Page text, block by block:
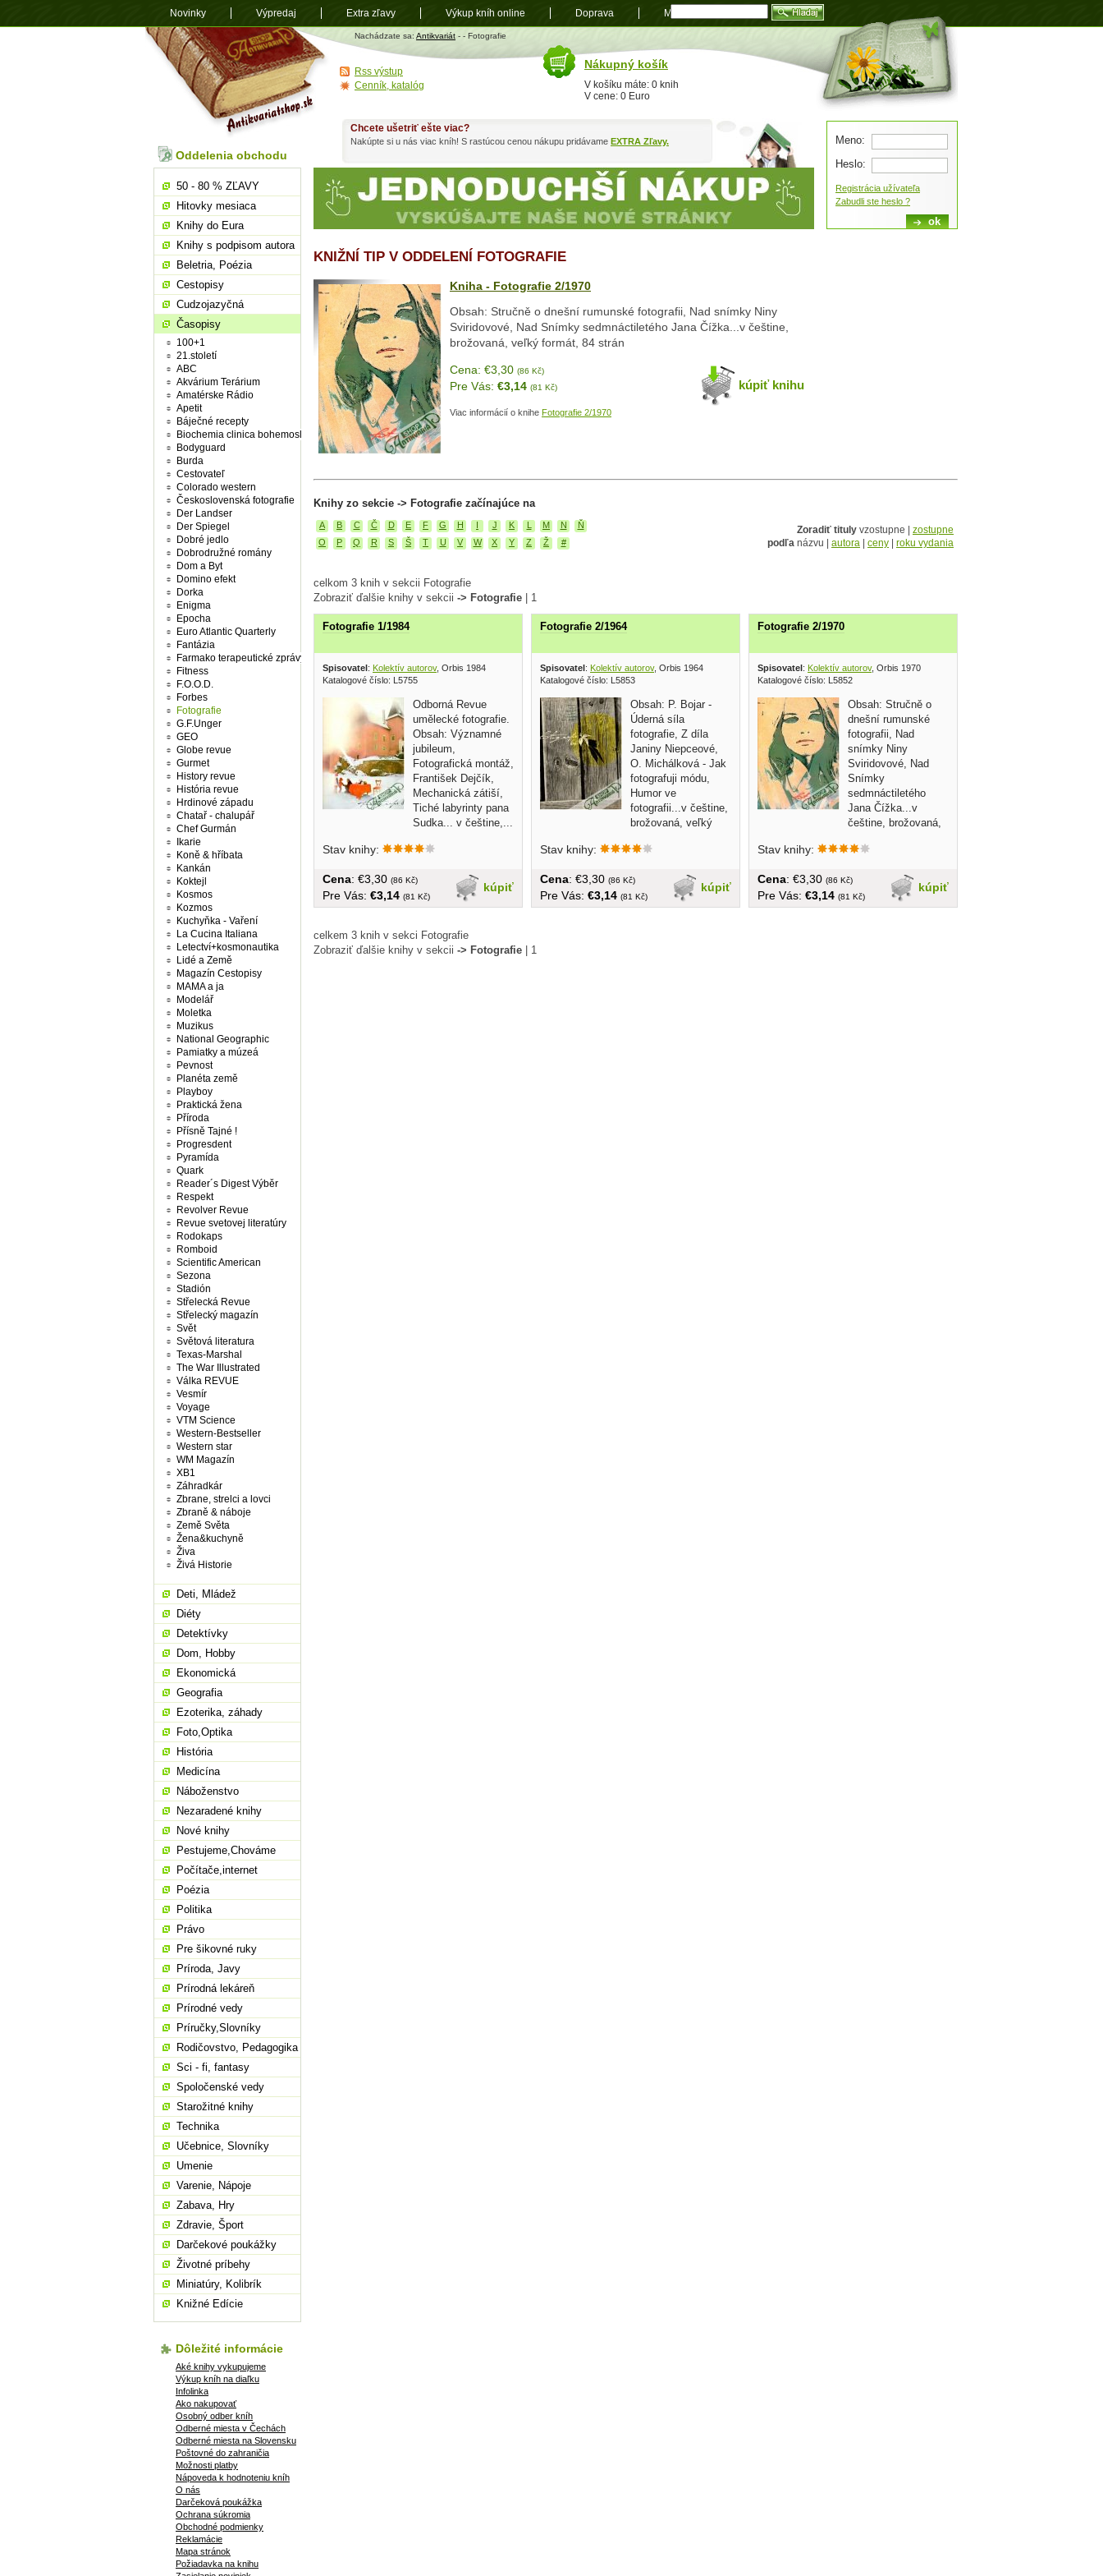
Antikvariát
shop.sk
Nachádzate sa: Antikvariát - - Fotografie
KNIŽNÍ TIP V ODDELENÍ FOTOGRAFIE
Kniha - Fotografie 2/1970
Obsah: Stručně o dnešní rumunské fotografii, Nad snímky Niny
Sviridovové, Nad Snímky sedmnáctiletého Jana Čížka...v češtine,
brožovaná, veľký formát, 84 strán
kúpiť knihu
Cena: €3,30 (86 Kč)
Pre Vás: €3,14 (81 Kč)
Viac informácií o knihe Fotografie 2/1970
Knihy zo sekcie -> Fotografie začínajúce na
A B C Č D E F G H I J K L M N
Ň
O
P Q R S Š T U V W X Y Z Ž #
Zoradiť tituly vzostupne | zostupne
podľa názvu | autora | ceny | roku vydania
celkom 3 knih v sekcii Fotografie
Zobraziť ďalšie knihy v sekcii -> Fotografie 1
Fotografie 1/1984
Spisovatel : Kolektív autorov, Orbis 1984
Katalogové číslo: L5755
Odborná Revue
umělecké fotografie.
Obsah: Významné
jubileum,
Fotografická montáž,
František Dejčík,
Mechanická zátiší,
Tiché labyrinty pana
Sudka... v češtine,...
Stav knihy:
kúpiť
Cena: €3,30 (86 Kč)
Pre Vás: €3,14 (81 Kč)
Fotografie 2/1964
Spisovatel : Kolektív autorov, Orbis 1964
Katalogové číslo: L5853
Obsah: P. Bojar -
Úderná síla
fotografie, Z díla
Janiny Niepceové,
O. Michálková - Jak
fotografuji módu,
Humor ve
fotografii...v češtine,
brožovaná, veľký
Stav knihy:
kúpiť
Cena: €3,30 (86 Kč)
Pre Vás: €3,14 (81 Kč)
Fotografie 2/1970
Spisovatel : Kolektív autorov, Orbis 1970
Katalogové číslo: L5852
Obsah: Stručně o
dnešní rumunské
fotografii, Nad
snímky Niny
Sviridovové, Nad
Snímky
sedmnáctiletého
Jana Čížka...v
češtine, brožovaná,
Stav knihy:
kúpiť
Cena: €3,30 (86 Kč)
Pre Vás: €3,14 (81 Kč)
celkem 3 knih v sekci Fotografie
Zobraziť ďalšie knihy v sekcii -> Fotografie 1
Chcete ušetriť ešte viac?
Nakúpte si u nás viac kníh! S rastúcou cenou nákupu pridávame EXTRA Zľavy.
Oddelenia obchodu
50 - 80 % ZĽAVY
Hitovky mesiaca
Knihy do Eura
Knihy s podpisom autora
Beletria, Poézia
Cestopisy
Cudzojazyčná
Časopisy
100+1
21.století
ABC
Akvárium Terárium
Amatérske Rádio
Apetit
Báječné recepty
Biochemia clinica bohemoslovaca
Bodyguard
Burda
Cestovateľ
Colorado western
Československá fotografie
Der Landser
Der Spiegel
Dobré jedlo
Dobrodružné romány
Dom a Byt
Domino efekt
Dorka
Enigma
Epocha
Euro Atlantic Quarterly
Fantázia
Farmako terapeutické zprávy
Fitness
F.O.O.D.
Forbes
Fotografie
G.F.Unger
GEO
Globe revue
Gurmet
History revue
História revue
Hrdinové západu
Chatař - chalupář
Chef Gurmán
Ikarie
Koně & hříbata
Kankán
Koktejl
Kosmos
Kozmos
Kuchyňka - Vaření
La Cucina Italiana
Letectví+kosmonautika
Lidé a Země
Magazín Cestopisy
MAMA a ja
Modelář
Moletka
Muzikus
National Geographic
Pamiatky a múzeá
Pevnost
Planéta země
Playboy
Praktická žena
Příroda
Přísně Tajné !
Progresdent
Pyramída
Quark
Reader´s Digest Výběr
Respekt
Revolver Revue
Revue svetovej literatúry
Rodokaps
Romboid
Scientific American
Sezona
Stadión
Střelecká Revue
Střelecký magazín
Svět
Světová literatura
Texas-Marshal
The War Illustrated
Válka REVUE
Vesmír
Voyage
VTM Science
Western-Bestseller
Western star
WM Magazín
XB1
Záhradkár
Zbrane, strelci a lovci
Zbraně & náboje
Země Světa
Žena&kuchyně
Živa
Živá Historie
Deti, Mládež
Diéty
Detektívky
Dom, Hobby
Ekonomická
Geografia
Ezoterika, záhady
Foto,Optika
História
Medicína
Náboženstvo
Nezaradené knihy
Nové knihy
Pestujeme,Chováme
Počítače,internet
Poézia
Politika
Právo
Pre šikovné ruky
Príroda, Javy
Prírodná lekáreň
Prírodné vedy
Príručky,Slovníky
Rodičovstvo, Pedagogika
Sci - fi, fantasy
Spoločenské vedy
Starožitné knihy
Technika
Učebnice, Slovníky
Umenie
Varenie, Nápoje
Zabava, Hry
Zdravie, Šport
Darčekové poukážky
Životné príbehy
Miniatúry, Kolibrík
Knižné Edície
Dôležité informácie
Aké knihy vykupujeme
Výkup kníh na diaľku
Infolinka
Ako nakupovať
Osobný odber kníh
Odberné miesta v Čechách
Odberné miesta na Slovensku
Poštovné do zahraničia
Možnosti platby
Nápoveda k hodnoteniu kníh
O nás
Darčeková poukážka
Ochrana súkromia
Obchodné podmienky
Reklamácie
Mapa stránok
Požiadavka na knihu
Meno:
Heslo:
Registrácia užívateľa
Zabudli ste heslo ?
Nákupný košík
V košíku máte: 0 knih
V cene: 0 Euro
Rss výstup
Cenník, katalóg
Novinky Výpredaj Extra zľavy Výkup kníh online Doprava Mapa